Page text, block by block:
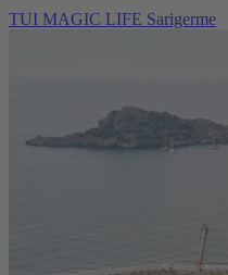
TUI MAGIC LIFE Sarigerme